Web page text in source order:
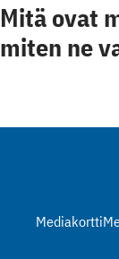
Mitä ovat
miten ne
Mediakortti